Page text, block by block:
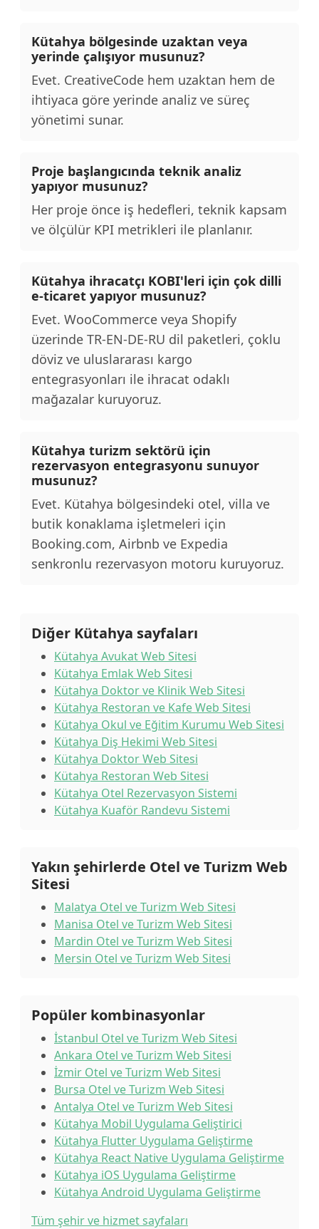
Kütahya bölgesinde uzaktan veya
yerinde çalışıyor musunuz?
Evet. CreativeCode hem uzaktan hem de
ihtiyaca göre yerinde analiz ve süreç
yönetimi sunar.
Proje başlangıcında teknik analiz
yapıyor musunuz?
Her proje önce iş hedefleri, teknik kapsam
ve ölçülür KPI metrikleri ile planlanır.
Kütahya ihracatçı KOBI'leri için çok dilli
e-ticaret yapıyor musunuz?
Evet. WooCommerce veya Shopify
üzerinde TR-EN-DE-RU dil paketleri, çoklu
döviz ve uluslararası kargo
entegrasyonları ile ihracat odaklı
mağazalar kuruyoruz.
Kütahya turizm sektörü için
rezervasyon entegrasyonu sunuyor
musunuz?
Evet. Kütahya bölgesindeki otel, villa ve
butik konaklama işletmeleri için
Booking.com, Airbnb ve Expedia
senkronlu rezervasyon motoru kuruyoruz.
Diğer Kütahya sayfaları
Kütahya Avukat Web Sitesi
Kütahya Emlak Web Sitesi
Kütahya Doktor ve Klinik Web Sitesi
Kütahya Restoran ve Kafe Web Sitesi
Kütahya Okul ve Eğitim Kurumu Web Sitesi
Kütahya Diş Hekimi Web Sitesi
Kütahya Doktor Web Sitesi
Kütahya Restoran Web Sitesi
Kütahya Otel Rezervasyon Sistemi
Kütahya Kuaför Randevu Sistemi
Yakın şehirlerde Otel ve Turizm Web
Sitesi
Malatya Otel ve Turizm Web Sitesi
Manisa Otel ve Turizm Web Sitesi
Mardin Otel ve Turizm Web Sitesi
Mersin Otel ve Turizm Web Sitesi
Popüler kombinasyonlar
İstanbul Otel ve Turizm Web Sitesi
Ankara Otel ve Turizm Web Sitesi
İzmir Otel ve Turizm Web Sitesi
Bursa Otel ve Turizm Web Sitesi
Antalya Otel ve Turizm Web Sitesi
Kütahya Mobil Uygulama Geliştirici
Kütahya Flutter Uygulama Geliştirme
Kütahya React Native Uygulama Geliştirme
Kütahya iOS Uygulama Geliştirme
Kütahya Android Uygulama Geliştirme
Tüm şehir ve hizmet sayfaları